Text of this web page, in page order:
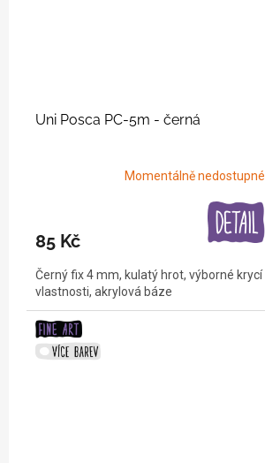
Uni Posca PC-5m - černá
Momentálně nedostupné
85 Kč
Černý fix 4 mm, kulatý hrot, výborné krycí
vlastnosti, akrylová báze